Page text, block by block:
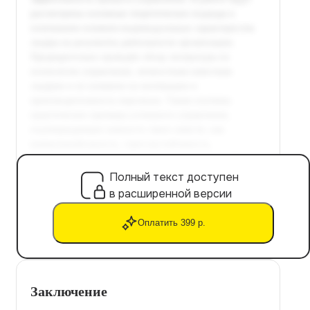
Полный текст доступен
в расширенной версии
Оплатить 399 р.
Заключение